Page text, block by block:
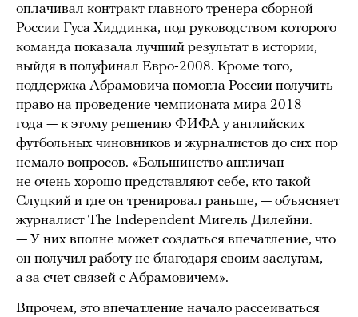
оплачивал контракт главного тренера сборной
России Гуса Хиддинка, под руководством которого
команда показала лучший результат в истории,
выйдя в полуфинал Евро-2008. Кроме того,
поддержка Абрамовича помогла России получить
право на проведение чемпионата мира 2018
года — к этому решению ФИФА у английских
футбольных чиновников и журналистов до сих пор
немало вопросов. «Большинство англичан
не очень хорошо представляют себе, кто такой
Слуцкий и где он тренировал раньше, — объясняет
журналист The Independent Мигель Дилейни.
— У них вполне может создаться впечатление, что
он получил работу не благодаря своим заслугам,
а за счет связей с Абрамовичем».
Впрочем, это впечатление начало рассеиваться